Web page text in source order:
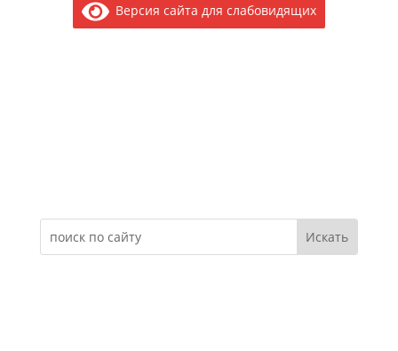
Версия сайта для слабовидящих